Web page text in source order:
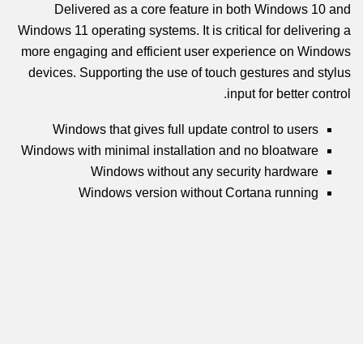
Delivered as a core feature in both Windows 10 and
Windows 11 operating systems. It is critical for delivering a
more engaging and efficient user experience on Windows
devices. Supporting the use of touch gestures and stylus
input for better control.
Windows that gives full update control to users
Windows with minimal installation and no bloatware
Windows without any security hardware
Windows version without Cortana running